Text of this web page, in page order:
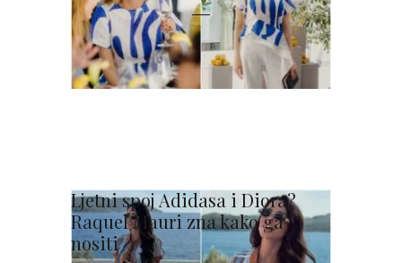
Ljetni spoj Adidasa i Diora?
Raquel Mauri zna kako ga
nositi